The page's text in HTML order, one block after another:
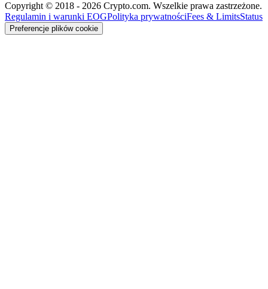
Copyright © 2018 - 2026 Crypto.com. Wszelkie prawa zastrzeżone.
Regulamin i warunki EOGPolityka prywatnościFees & LimitsStatus
Preferencje plików cookie